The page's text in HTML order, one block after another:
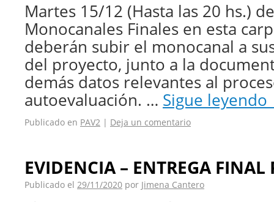
Martes 15/12 (Hasta las 20 hs.)
Monocanales Finales en esta
deberán subir el monocanal a
del proyecto, junto a la
demás datos relevantes al
autoevaluación. … Sigue leyendo
Publicado en PAV2 | Deja un comentario
EVIDENCIA – ENTREGA FINAL
Publicado el 29/11/2020 por Jimena Cantero